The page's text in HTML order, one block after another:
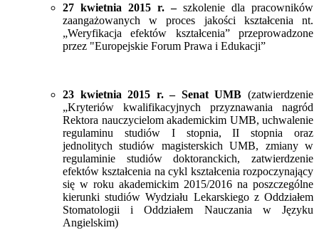
27 kwietnia 2015 r. –szkolenie dla pracowników
zaangażowanych w proces jakości kształcenia nt.
„Weryfikacja efektów kształcenia” przeprowadzone
przez "Europejskie Forum Prawa i Edukacji”
23 kwietnia 2015 r. – Senat UMB (zatwierdzenie
„Kryteriów kwalifikacyjnych przyznawania nagród
Rektora nauczycielom akademickim UMB, uchwalenie
regulaminu studiów I stopnia, II stopnia oraz
jednolitych studiów magisterskich UMB, zmiany w
regulaminie studiów doktoranckich, zatwierdzenie
efektów kształcenia na cykl kształcenia rozpoczynający
się w roku akademickim 2015/2016 na poszczególne
kierunki studiów Wydziału Lekarskiego z Oddziałem
Stomatologii i Oddziałem Nauczania w Języku
Angielskim)